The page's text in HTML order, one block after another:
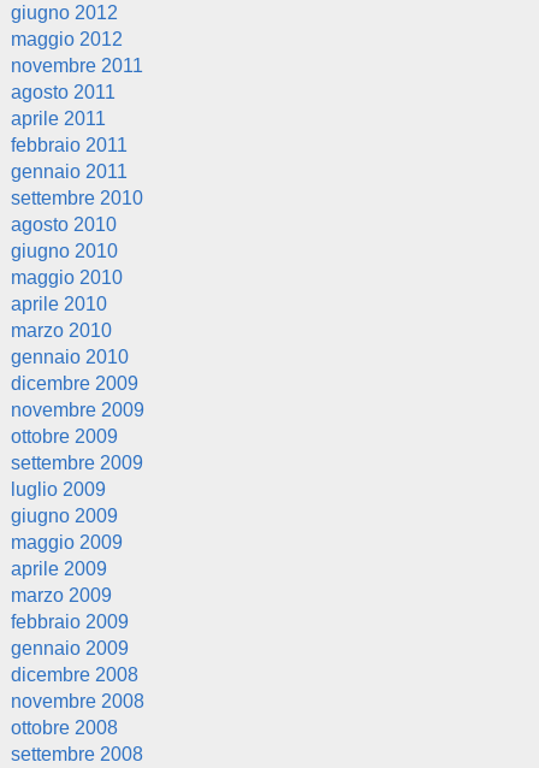
giugno 2012
maggio 2012
novembre 2011
agosto 2011
aprile 2011
febbraio 2011
gennaio 2011
settembre 2010
agosto 2010
giugno 2010
maggio 2010
aprile 2010
marzo 2010
gennaio 2010
dicembre 2009
novembre 2009
ottobre 2009
settembre 2009
luglio 2009
giugno 2009
maggio 2009
aprile 2009
marzo 2009
febbraio 2009
gennaio 2009
dicembre 2008
novembre 2008
ottobre 2008
settembre 2008